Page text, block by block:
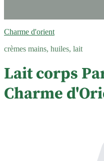
Charme d'orient
crèmes mains, huiles, lait
Lait corps
Charme